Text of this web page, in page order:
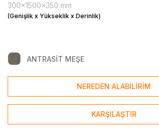
300x1500x350 mm
(Genişlik x Yükseklik x Derinlik)
ANTRASİT MEŞE
NEREDEN ALABİLİRİM
KARŞILAŞTIR